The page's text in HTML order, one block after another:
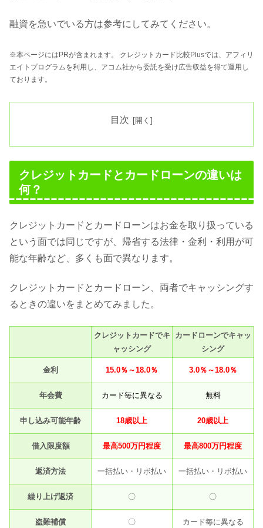
融資を急いでいる方は参考にしてみてください。
※本ページにはPRが含まれます。 クレジットカード比較Plusでは、アフィリ
エイトプログラムを利用し、アコム社から委託を受け広告収益を得て運用し
ております。
目次
クレジットカードとカードローンの違いは
何？
クレジットカードとカードローンはお金を取り扱っている
という面では同じですが、帰省する法律・金利・利用が可
能な年齢など、多くも面で異なります。
クレジットカードとカードローン、両者でキャッシングす
るときの違いをまとめてみました。
クレジットカードでキ
ャッシング
カードローンでキャッ
シング
金利 15.0％～18.0％ 3.0％～18.0％
年会費 カード毎に異なる 無料
申し込み可能年齢 18歳以上 20歳以上
借入限度額 最高500万円程度 最高800万円程度
返済方法 一括払い・リボ払い 一括払い・リボ払い
繰り上げ返済 〇 〇
盗難補償 〇 カード毎に異なる